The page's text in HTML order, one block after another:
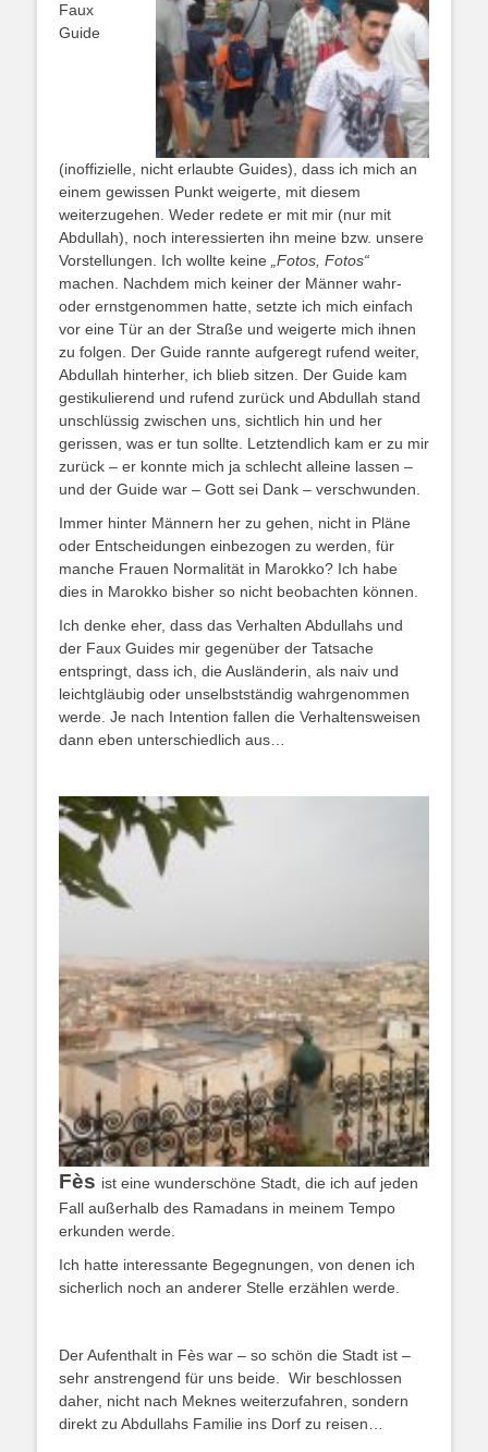
Faux
Guide
(inoffizielle, nicht erlaubte Guides), dass ich mich an
einem gewissen Punkt weigerte, mit diesem
weiterzugehen. Weder redete er mit mir (nur mit
Abdullah), noch interessierten ihn meine bzw. unsere
Vorstellungen. Ich wollte keine
„Fotos, Fotos“
machen. Nachdem mich keiner der Männer wahr-
oder ernstgenommen hatte, setzte ich mich einfach
vor eine Tür an der Straße und weigerte mich ihnen
zu folgen. Der Guide rannte aufgeregt rufend weiter,
Abdullah hinterher, ich blieb sitzen. Der Guide kam
gestikulierend und rufend zurück und Abdullah stand
unschlüssig zwischen uns, sichtlich hin und her
gerissen, was er tun sollte. Letztendlich kam er zu mir
zurück – er konnte mich ja schlecht alleine lassen –
und der Guide war – Gott sei Dank – verschwunden.
Immer hinter Männern her zu gehen, nicht in Pläne
oder Entscheidungen einbezogen zu werden, für
manche Frauen Normalität in Marokko? Ich habe
dies in Marokko bisher so nicht beobachten können.
Ich denke eher, dass das Verhalten Abdullahs und
der Faux Guides mir gegenüber der Tatsache
entspringt, dass ich, die Ausländerin, als naiv und
leichtgläubig oder unselbstständig wahrgenommen
werde. Je nach Intention fallen die Verhaltensweisen
dann eben unterschiedlich aus…
Fès ist eine wunderschöne Stadt, die ich auf jeden
Fall außerhalb des Ramadans in meinem Tempo
erkunden werde.
Ich hatte interessante Begegnungen, von denen ich
sicherlich noch an anderer Stelle erzählen werde.
Der Aufenthalt in Fès war – so schön die Stadt ist –
sehr anstrengend für uns beide. Wir beschlossen
daher, nicht nach Meknes weiterzufahren, sondern
direkt zu Abdullahs Familie ins Dorf zu reisen…